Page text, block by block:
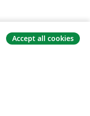
Accept all cookies